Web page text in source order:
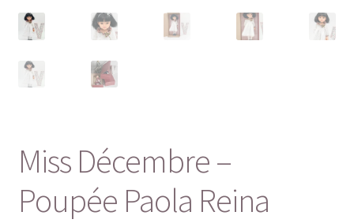
Miss Décembre –
Poupée Paola Reina